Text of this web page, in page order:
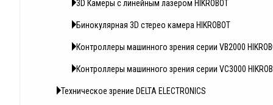
3D Камеры с линейным лазером HIKROBOT
Бинокулярная 3D стерео камера HIKROBOT
Контроллеры машинного зрения серии VB2000
Контроллеры машинного зрения серии VC3000
Техническое зрение DELTA ELECTRONICS